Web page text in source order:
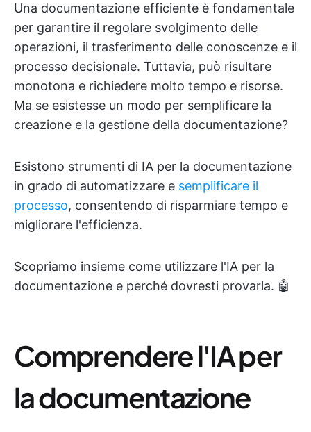
Una documentazione efficiente è fondamentale
per garantire il regolare svolgimento delle
operazioni, il trasferimento delle conoscenze e il
processo decisionale. Tuttavia, può risultare
monotona e richiedere molto tempo e risorse.
Ma se esistesse un modo per semplificare la
creazione e la gestione della documentazione?
Esistono strumenti di IA per la documentazione
in grado di automatizzare e semplificare il
processo, consentendo di risparmiare tempo e
migliorare l'efficienza.
Scopriamo insieme come utilizzare l'IA per la
documentazione e perché dovresti provarla. 🤖
Comprendere l'IA per
la documentazione